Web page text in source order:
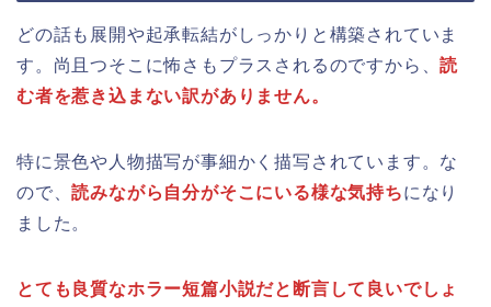
どの話も展開や起承転結がしっかりと構築されていま
す。尚且つそこに怖さもプラスされるのですから、読
む者を惹き込まない訳がありません。
特に景色や人物描写が事細かく描写されています。な
ので、読みながら自分がそこにいる様な気持ちになり
ました。
とても良質なホラー短篇小説だと断言して良いでしょ